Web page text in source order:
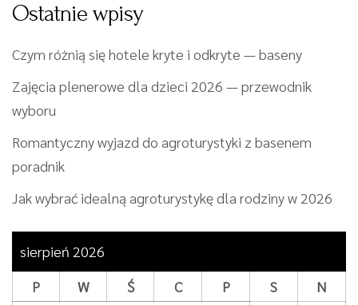
Ostatnie wpisy
Czym różnią się hotele kryte i odkryte — baseny
Zajęcia plenerowe dla dzieci 2026 — przewodnik
wyboru
Romantyczny wyjazd do agroturystyki z basenem
poradnik
Jak wybrać idealną agroturystykę dla rodziny w 2026
sierpień 2026
P
W Ś C P S
N